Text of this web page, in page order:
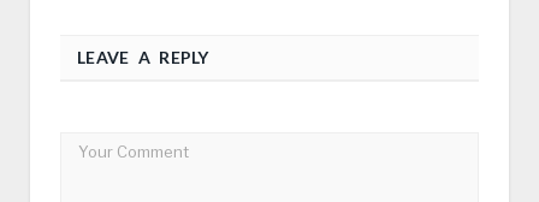
LEAVE A REPLY